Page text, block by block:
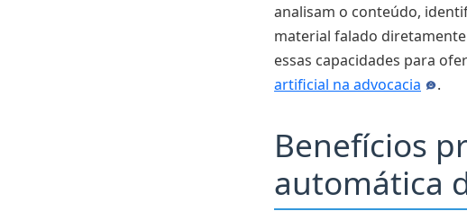
analisam o conteúdo,
material falado
essas capacidades para
artificial na advocacia
.
Benefícios
automática